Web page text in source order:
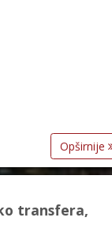
Opširnije
transfera,